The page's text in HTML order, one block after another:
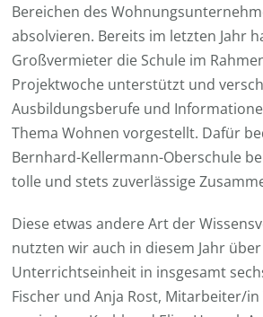
Bereichen des
absolvieren. Bereits im letzten Jahr
Großvermieter die Schule im
Projektwoche unterstützt und
Ausbildungsberufe und
Thema Wohnen vorgestellt. Dafür
Bernhard-Kellermann-Oberschule
tolle und stets zuverlässige
Diese etwas andere Art der
nutzten wir auch in diesem Jahr
Unterrichtseinheit in insgesamt
Fischer und Anja Rost, Mitarbeiter/in